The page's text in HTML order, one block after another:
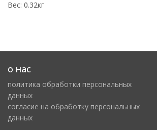
Вес: 0.32кг
о нас
политика обработки персональных
данных
cогласие на обработку персональных
данных